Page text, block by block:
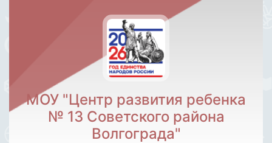
МОУ "Центр развития ребенка
№ 13 Советского района
Волгограда"